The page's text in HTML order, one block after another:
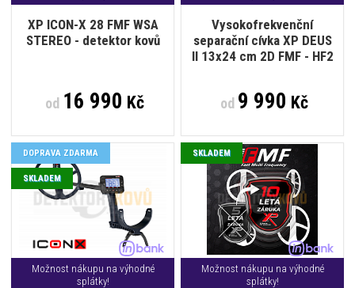
XP ICON-X 28 FMF WSA
STEREO - detektor kovů
od16 990 Kč
Vysokofrekvenční
separační cívka XP DEUS
II 13x24 cm 2D FMF - HF2
od9 990 Kč
Možnost nákupu na výhodné
splátky!
DOPRAVA ZDARMA
SKLADEM
Možnost nákupu na výhodné
splátky!
SKLADEM